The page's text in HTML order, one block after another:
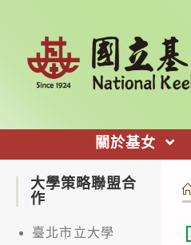
關於基女
大學策略聯盟合
作
臺北市立大學